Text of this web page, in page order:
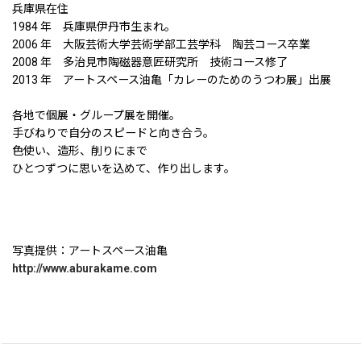
兵庫県在住
1984 年 兵庫県伊丹市生まれ。
2006 年 大阪芸術大学芸術学部工芸学科 陶芸コース卒業
2008 年 多治見市陶磁器意匠研究所 技術コース修了
2013 年 アートスペース油亀「カレーのためのうつわ展」出展
各地で個展・グループ展を開催。
手びねりで自分のスピードと向き合う。
色使い、造形、削りにまで
ひとつずつに思いを込めて、作り出します。
写真提供：アートスペース油亀
http://www.aburakame.com